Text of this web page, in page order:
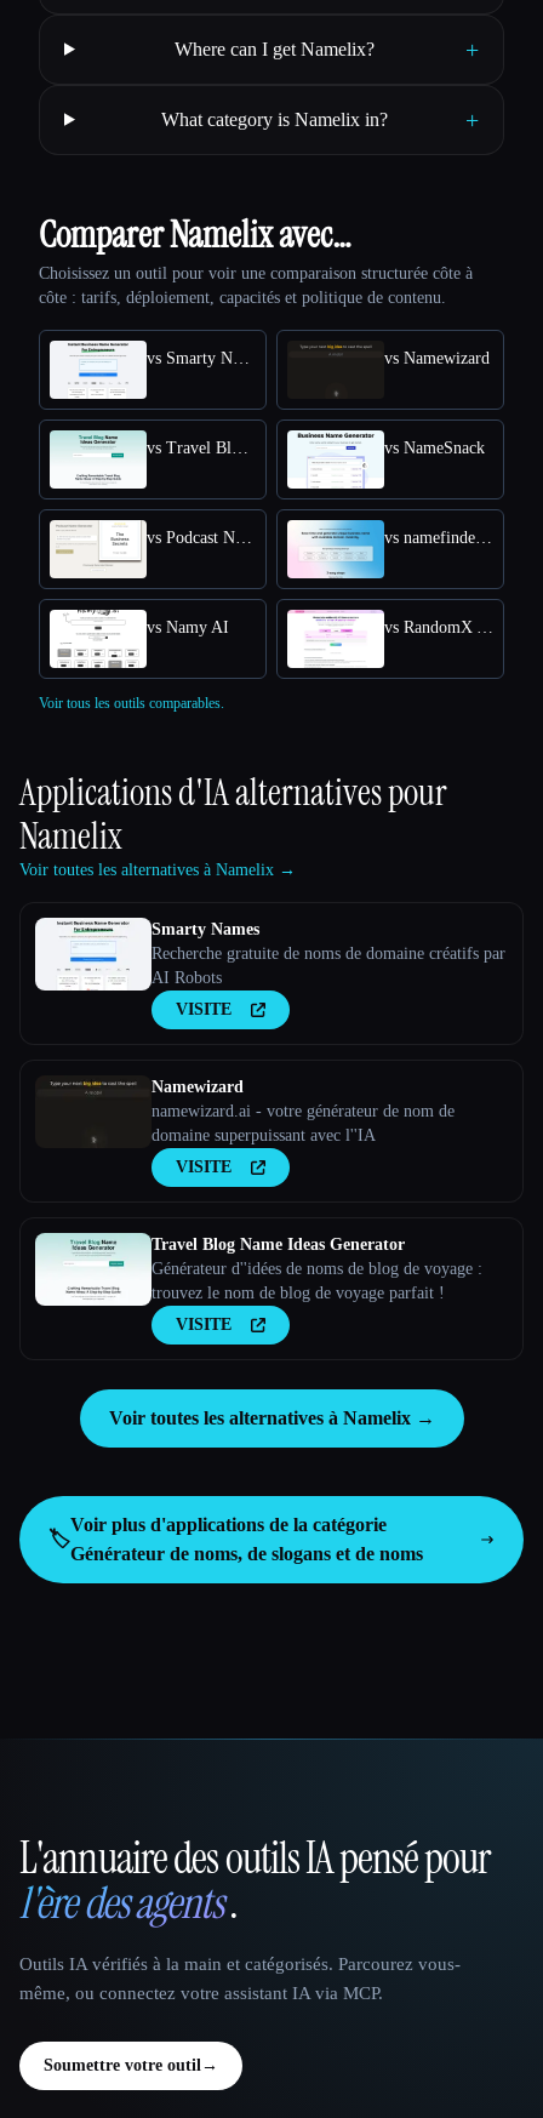
Where can I get Namelix? +
What category is Namelix in? +
Comparer Namelix avec…
Choisissez un outil pour voir une comparaison structurée côte à
côte : tarifs, déploiement, capacités et politique de contenu.
vs Namewizard
vs NameSnack
vs Namy AI
Voir tous les outils comparables.
Applications d'IA alternatives pour
Namelix
Voir toutes les alternatives à Namelix →
Smarty Names
Recherche gratuite de noms de domaine créatifs par
AI Robots
VISITE
Namewizard
namewizard.ai - votre générateur de nom de
domaine superpuissant avec l''IA
VISITE
Travel Blog Name Ideas Generator
Générateur d''idées de noms de blog de voyage :
trouvez le nom de blog de voyage parfait !
VISITE
Voir toutes les alternatives à Namelix →
🏷️
Voir plus d'applications de la catégorie
Générateur de noms, de slogans et de noms
That AI Collection
L'annuaire des outils IA pensé pour
l'ère des agents.
Outils IA vérifiés à la main et catégorisés. Parcourez vous-
même, ou connectez votre assistant IA via MCP.
Soumettre votre outil →